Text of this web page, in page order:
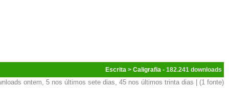
Escrita > Caligrafia - 182.241
ontem, 5 nos últimos sete dias, 45 nos últimos trinta dias | (1 fonte)